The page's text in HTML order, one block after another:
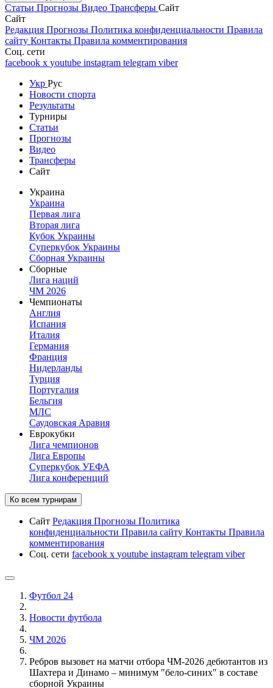
Статьи Прогнозы Видео Трансферы Сайт
Сайт
Редакция Прогнозы Политика конфиденциальности Правила
сайту Контакты Правила комментирования
Соц. сети
facebook x youtube instagram telegram viber
Укр Рус
Новости спорта
Результаты
Турниры
Статьи
Прогнозы
Видео
Трансферы
Сайт
Украина
Украина
Первая лига
Вторая лига
Кубок Украины
Суперкубок Украины
Сборная Украины
Сборные
Лига наций
ЧМ 2026
Чемпионаты
Англия
Испания
Италия
Германия
Франция
Нидерланды
Турция
Португалия
Бельгия
МЛС
Саудовская Аравия
Еврокубки
Лига чемпионов
Лига Европы
Суперкубок УЕФА
Лига конференций
Ко всем турнирам
Сайт Редакция Прогнозы Политика
конфиденциальности Правила сайту Контакты Правила
комментирования
Соц. сети facebook x youtube instagram telegram viber
Футбол 24
Новости футбола
ЧМ 2026
Ребров вызовет на матчи отбора ЧМ-2026 дебютантов из
Шахтера и Динамо – минимум "бело-синих" в составе
сборной Украины